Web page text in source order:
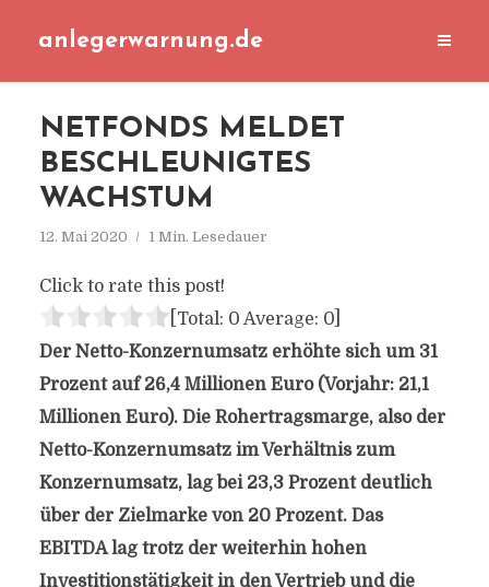
anlegerwarnung.de
NETFONDS MELDET
BESCHLEUNIGTES
WACHSTUM
12. Mai 2020 1 Min. Lesedauer
Click to rate this post!
[Total: 0 Average: 0]
Der Netto-Konzernumsatz erhöhte sich um 31
Prozent auf 26,4 Millionen Euro (Vorjahr: 21,1
Millionen Euro). Die Rohertragsmarge, also der
Netto-Konzernumsatz im Verhältnis zum
Konzernumsatz, lag bei 23,3 Prozent deutlich
über der Zielmarke von 20 Prozent. Das
EBITDA lag trotz der weiterhin hohen
Investitionstätigkeit in den Vertrieb und die